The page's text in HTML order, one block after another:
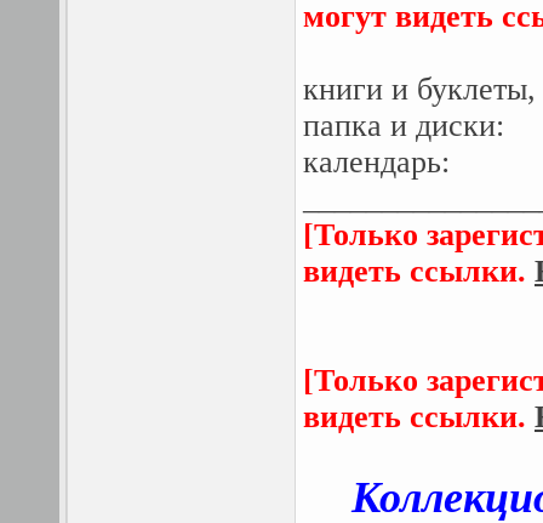
могут видеть
книги и буклеты,
папка и диски:
календарь:
[Только
видеть ссылки.
[Только
видеть ссылки.